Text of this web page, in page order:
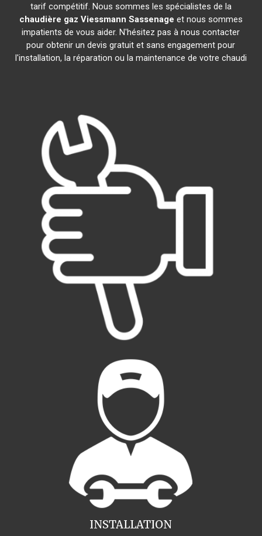
tarif compétitif. Nous sommes les spécialistes de la
chaudière gaz Viessmann Sassenage et nous sommes
impatients de vous aider. N'hésitez pas à nous contacter
pour obtenir un devis gratuit et sans engagement pour
l'installation, la réparation ou la maintenance de votre chaudi
INSTALLATION